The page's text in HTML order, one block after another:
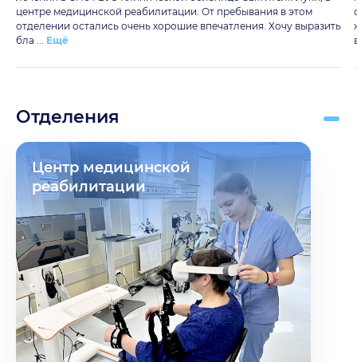
центре медицинской реабилитации. От пребывания в этом
отделении остались очень хорошие впечатления. Хочу выразить
бла ... Ещё
Отделения
Центр медицинской
реабилитации